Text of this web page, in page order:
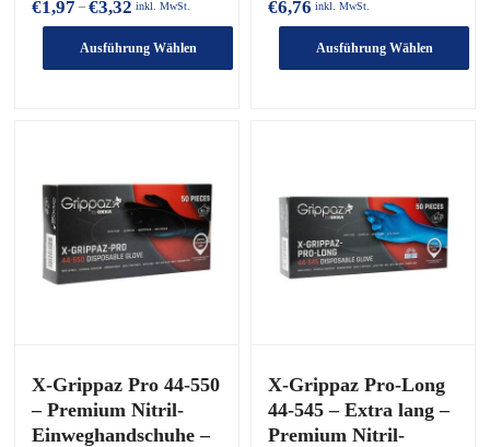
€1,97 – €3,32 Preisspanne:
€1,97
bis
€3,32
inkl. MwSt.
Ausführung Wählen
Die
Optionen
können
auf
der
€6,76 inkl. MwSt.
Ausführung Wählen
Die
Optionen
können
auf
X-Grippaz Pro 44-550
– Premium Nitril-
Einweghandschuhe –
X-Grippaz Pro-Long
44-545 – Extra lang –
Premium Nitril-